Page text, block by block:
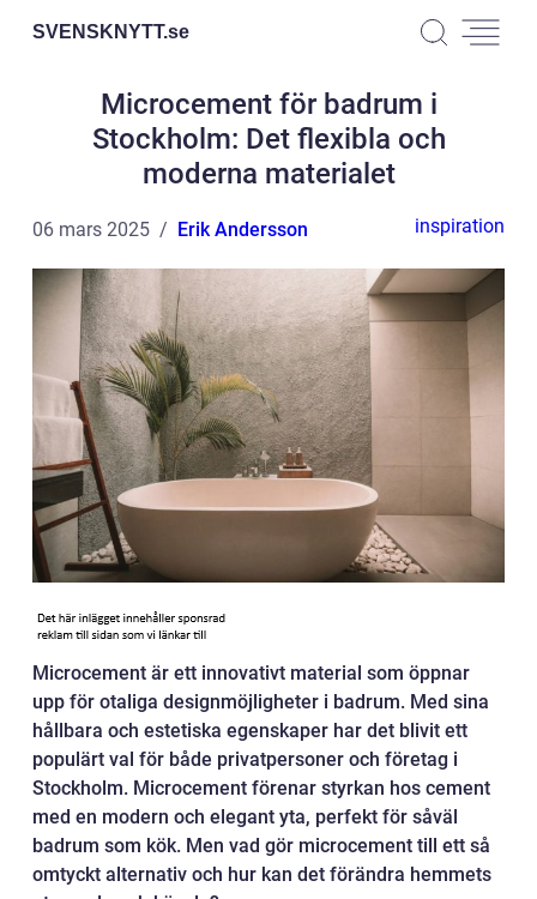
SVENSKNYTT.se
Microcement för badrum i
Stockholm: Det flexibla och
moderna materialet
06 mars 2025 Erik Andersson inspiration
Microcement är ett innovativt material som öppnar
upp för otaliga designmöjligheter i badrum. Med sina
hållbara och estetiska egenskaper har det blivit ett
populärt val för både privatpersoner och företag i
Stockholm. Microcement förenar styrkan hos cement
med en modern och elegant yta, perfekt för såväl
badrum som kök. Men vad gör microcement till ett så
omtyckt alternativ och hur kan det förändra hemmets